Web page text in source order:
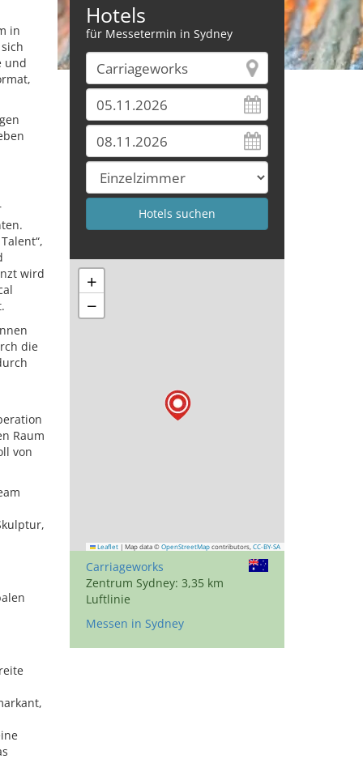
in
und
wird
die
Raum
von
Hotels
für Messetermin in Sydney
+
−
Leaflet | Map data © OpenStreetMap contributors, CC-BY-SA
Carriageworks
Zentrum Sydney: 3,35 km
Luftlinie
Messen in Sydney